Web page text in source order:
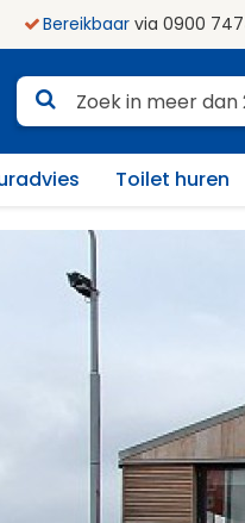
Bereikbaar via 0900
Toilet huren